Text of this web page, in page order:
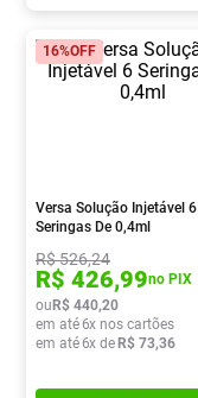
16%OFF
Versa Solução Injetável 6
Seringas De 0,4ml
R$526,24
R$ 426,99no PIX
ouR$ 440,20
em até6x nos cartões
em até6x deR$ 73,36